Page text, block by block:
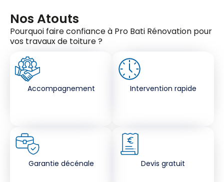
Nos Atouts
Pourquoi faire confiance à Pro Bati Rénovation pour
vos travaux de toiture ?
Accompagnement Intervention rapide
Garantie décénale Devis gratuit